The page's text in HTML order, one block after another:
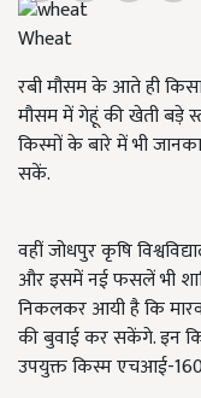
Wheat
रबी मौसम के आते ही
मौसम में गेहूं की खेती बड़े
किस्मों के बारे में भी
सकें.
वहीं जोधपुर कृषि
और इसमें नई फसलें भी
निकलकर आयी है कि
की बुवाई कर सकेंगे. इन
उपयुक्त किस्म एचआई-